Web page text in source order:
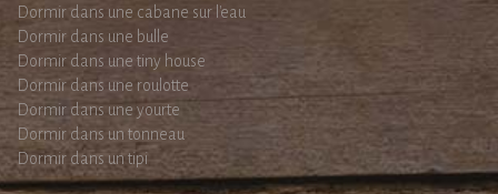
Dormir dans une cabane sur l'eau
Dormir dans une bulle
Dormir dans une tiny house
Dormir dans une roulotte
Dormir dans une yourte
Dormir dans un tonneau
Dormir dans un tipi